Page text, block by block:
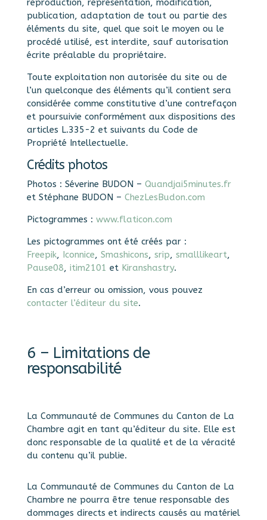
reproduction, représentation, modification,
publication, adaptation de tout ou partie des
éléments du site, quel que soit le moyen ou le
procédé utilisé, est interdite, sauf autorisation
écrite préalable du propriétaire.
Toute exploitation non autorisée du site ou de
l’un quelconque des éléments qu’il contient sera
considérée comme constitutive d’une contrefaçon
et poursuivie conformément aux dispositions des
articles L.335-2 et suivants du Code de
Propriété Intellectuelle.
Crédits photos
Photos : Séverine BUDON – Quandjai5minutes.fr
et Stéphane BUDON – ChezLesBudon.com
Pictogrammes : www.flaticon.com
Les pictogrammes ont été créés par :
Freepik, Iconnice, Smashicons, srip, smalllikeart,
Pause08, itim2101 et Kiranshastry.
En cas d’erreur ou omission, vous pouvez
contacter l’éditeur du site.
6 – Limitations de
responsabilité
La Communauté de Communes du Canton de La
Chambre agit en tant qu’éditeur du site. Elle est
donc responsable de la qualité et de la véracité
du contenu qu’il publie.
La Communauté de Communes du Canton de La
Chambre ne pourra être tenue responsable des
dommages directs et indirects causés au matériel